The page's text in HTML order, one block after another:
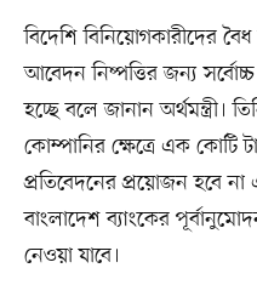
বিদেশি বিনিয়োগকারীদের
আবেদন নিষ্পত্তির জন্য
হচ্ছে বলে জানান অর্থমন্ত্রী।
কোম্পানির ক্ষেত্রে এক কোটি
প্রতিবেদনের প্রয়োজন হবে না
বাংলাদেশ ব্যাংকের
নেওয়া যাবে।